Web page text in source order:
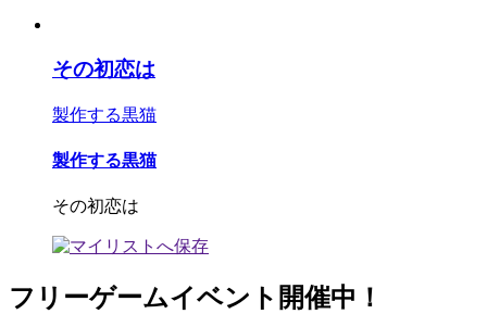
その初恋は
製作する黒猫
製作する黒猫
その初恋は
フリーゲームイベント開催中！